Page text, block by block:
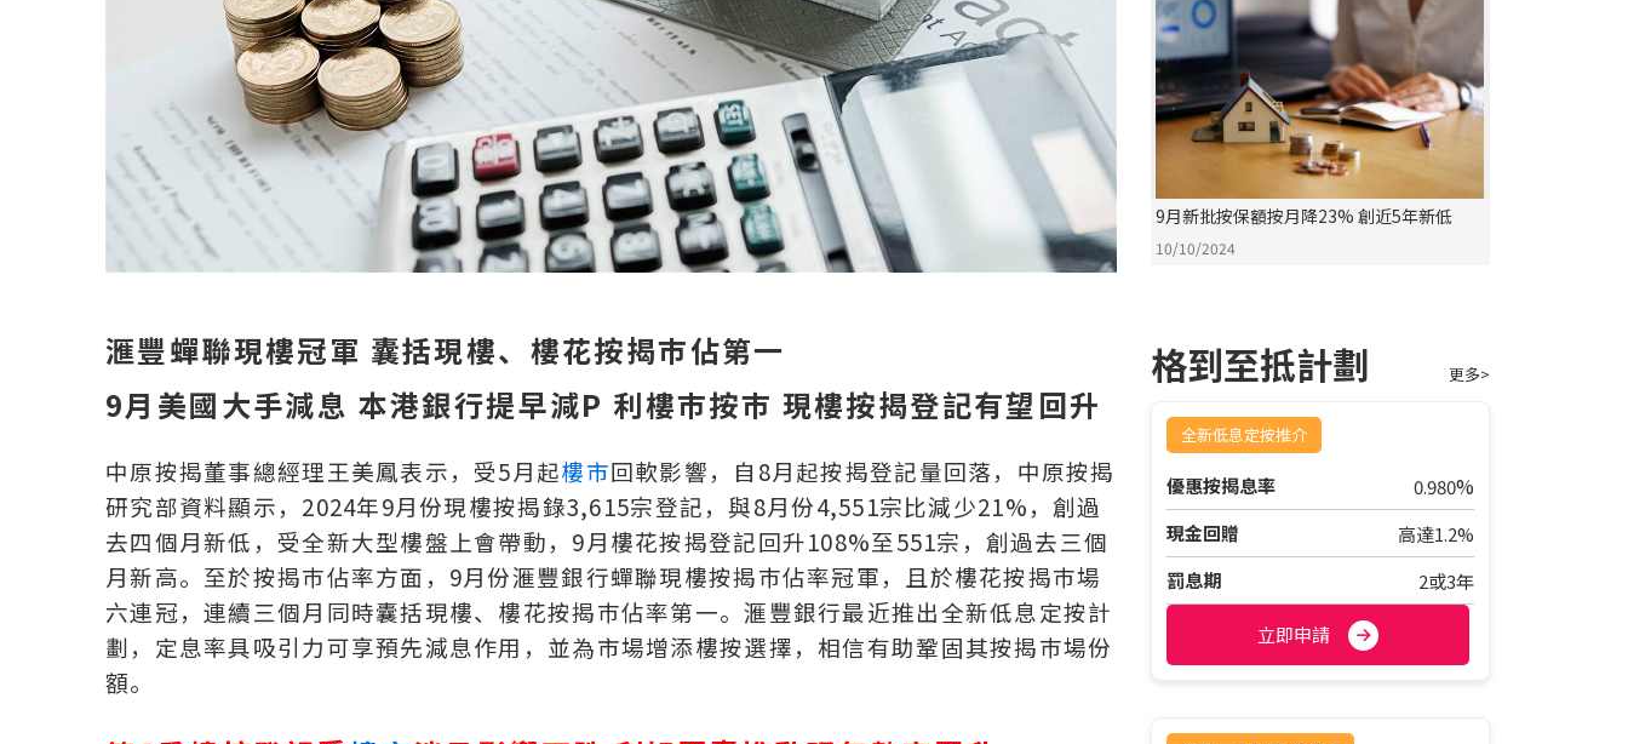
滙豐蟬聯現樓冠軍 囊括現樓、樓花按揭巿佔第一
9月美國大手減息 本港銀行提早減P 利樓巿按巿 現樓按揭登記有望回升
中原按揭董事總經理王美鳳表示，受5月起樓市回軟影響，自8月起按揭登記量回落，中原按揭
研究部資料顯示，2024年9月份現樓按揭錄3,615宗登記，與8月份4,551宗比減少21%，創過
去四個月新低，受全新大型樓盤上會帶動，9月樓花按揭登記回升108%至551宗，創過去三個
月新高。至於按揭巿佔率方面，9月份滙豐銀行蟬聯現樓按揭巿佔率冠軍，且於樓花按揭巿場
六連冠，連續三個月同時囊括現樓、樓花按揭巿佔率第一。滙豐銀行最近推出全新低息定按計
劃，定息率具吸引力可享預先減息作用，並為市場增添樓按選擇，相信有助鞏固其按揭巿場份
額。
9月新批按保額按月降23% 創近5年新低
10/10/2024
格到至抵計劃 更多>
全新低息定按推介
優惠按揭息率 0.980%
現金回贈
高達1.2%
罰息期
2或3年
立即申請